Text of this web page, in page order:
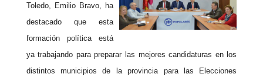
Toledo, Emilio Bravo, ha
destacado que esta
formación política está
ya trabajando para preparar las mejores candidaturas en los
distintos municipios de la provincia para las Elecciones